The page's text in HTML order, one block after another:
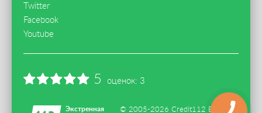
Twitter
Facebook
Youtube
5 оценок: 3
Экстренная
© 2005-2026 Credit112 Все